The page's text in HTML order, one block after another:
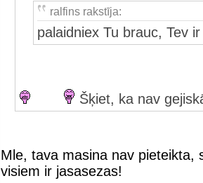
ralfins rakstīja:
palaidniex Tu brauc, Tev
Šķiet, ka nav
Mle, tava masina nav pieteikta,
visiem ir jasasezas!